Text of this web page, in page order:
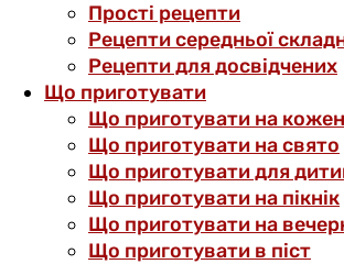
Прості рецепти
Рецепти середньої
Рецепти для досвідчених
Що приготувати
Що приготувати на
Що приготувати на свято
Що приготувати для
Що приготувати на пікнік
Що приготувати на
Що приготувати в піст